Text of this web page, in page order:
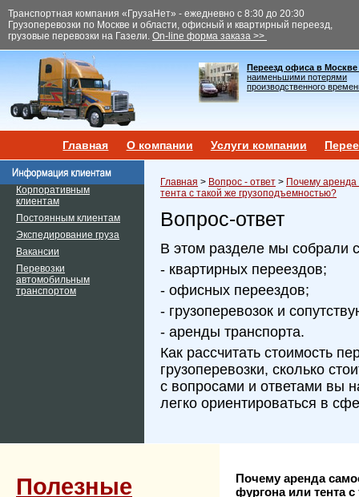
Транспортная компания «ГрузаНет» - ежедневно с 8:30 до 20:30
Грузоперевозки по Москве и области, офисный и квартирный переезд,
грузовые перевозки на Газели. On-line форма заказа >>
Переезд офиса в Москве
наименьшими потерями
производственного
Главная О компании Услуги компании
Корпоративным
клиентам
Постоянным клиентам
Экспедирование груза
Вакансии
Перевозки
автомобильным
транспортом
Главная > Вопрос - ответ > Почему аренда
тента с такой же грузоподъемностью?
Вопрос-ответ
В этом разделе мы собрали
- квартирных переездов;
- офисных переездов;
- грузоперевозок и
- аренды транспорта.
Как рассчитать стоимость
грузоперевозки, сколько
с вопросами и ответами вы
легко ориентироваться в
Полезные
Почему аренда
фургона или тента